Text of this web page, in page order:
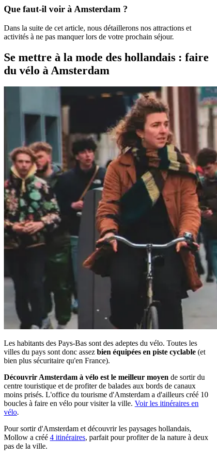
Que faut-il voir à Amsterdam ?
Dans la suite de cet article, nous détaillerons nos attractions et
activités à ne pas manquer lors de votre prochain séjour.
Se mettre à la mode des hollandais : faire
du vélo à Amsterdam
Les habitants des Pays-Bas sont des adeptes du vélo. Toutes les
villes du pays sont donc assez bien équipées en piste cyclable (et
bien plus sécuritaire qu'en France).
Découvrir Amsterdam à vélo est le meilleur moyen de sortir du
centre touristique et de profiter de balades aux bords de canaux
moins prisés. L'office du tourisme d'Amsterdam a d'ailleurs créé 10
boucles à faire en vélo pour visiter la ville. Voir les itinéraires en
vélo.
Pour sortir d'Amsterdam et découvrir les paysages hollandais,
Mollow a créé 4 itinéraires, parfait pour profiter de la nature à deux
pas de la ville.